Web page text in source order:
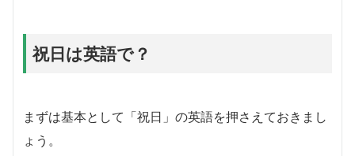
祝日は英語で？
まずは基本として「祝日」の英語を押さえておきまし
ょう。